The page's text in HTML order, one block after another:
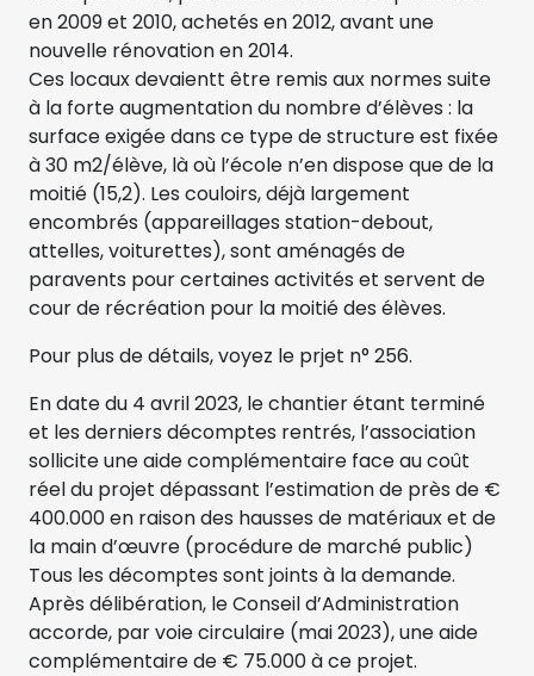
en 2009 et 2010, achetés en 2012, avant une
nouvelle rénovation en 2014.
Ces locaux devaientt être remis aux normes suite
à la forte augmentation du nombre d’élèves : la
surface exigée dans ce type de structure est fixée
à 30 m2/élève, là où l’école n’en dispose que de la
moitié (15,2). Les couloirs, déjà largement
encombrés (appareillages station-debout,
attelles, voiturettes), sont aménagés de
paravents pour certaines activités et servent de
cour de récréation pour la moitié des élèves.
Pour plus de détails, voyez le prjet n° 256.
En date du 4 avril 2023, le chantier étant terminé
et les derniers décomptes rentrés, l’association
sollicite une aide complémentaire face au coût
réel du projet dépassant l’estimation de près de €
400.000 en raison des hausses de matériaux et de
la main d’œuvre (procédure de marché public)
Tous les décomptes sont joints à la demande.
Après délibération, le Conseil d’Administration
accorde, par voie circulaire (mai 2023), une aide
complémentaire de € 75.000 à ce projet.